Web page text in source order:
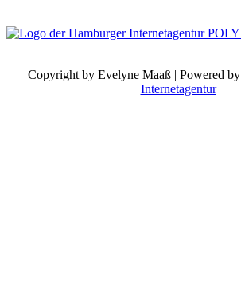
Copyright by Evelyne Maaß | Powered by
Internetagentur